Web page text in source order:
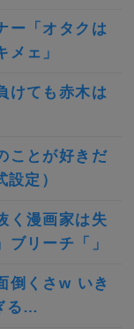
ー「オタクは
ェ」
けても赤木は
ことが好きだ
定）
く漫画家は失
リーチ「」
倒くさw いき
る…